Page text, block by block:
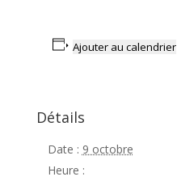
Ajouter au calendrier
Détails
Date : 9 octobre
Heure :